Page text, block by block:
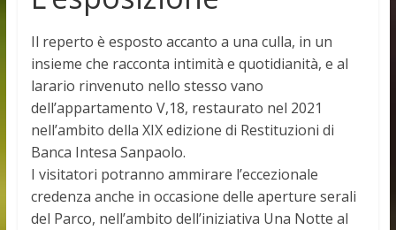
Il reperto è esposto accanto a una culla, in un
insieme che racconta intimità e quotidianità, e al
larario rinvenuto nello stesso vano
dell’appartamento V,18, restaurato nel 2021
nell’ambito della XIX edizione di Restituzioni di
Banca Intesa Sanpaolo.
I visitatori potranno ammirare l’eccezionale
credenza anche in occasione delle aperture serali
del Parco, nell’ambito dell’iniziativa Una Notte al